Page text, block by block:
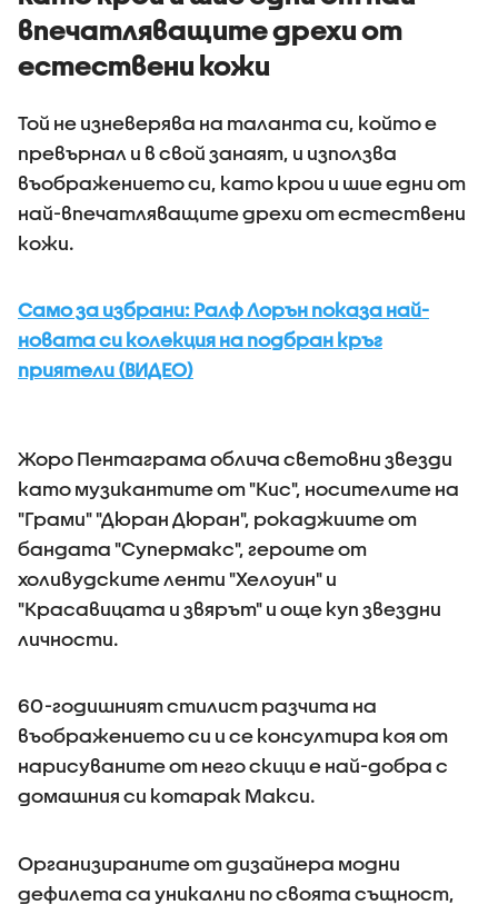
впечатляващите дрехи от
естествени кожи
Toй не изневерява на таланта си, който е
превърнал и в свой занаят, и използва
въображението си, като крои и шие едни от
най-впечатляващите дрехи от естествени
кожи.
Само за избрани: Ралф Лорън показа най-
новата си колекция на подбран кръг
приятели (ВИДЕО)
Жоро Пентаграма облича световни звезди
като музикантите от "Кис", носителите на
"Грами" "Дюран Дюран", рокаджиите от
бандата "Супермакс", героите от
холивудските ленти "Хелоуин" и
"Красавицата и звярът" и още куп звездни
личности.
60-годишният стилист разчита на
въображението си и се консултира коя от
нарисуваните от него скици е най-добра с
домашния си котарак Макси.
Организираните от дизайнера модни
дефилета са уникални по своята същност,